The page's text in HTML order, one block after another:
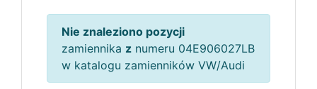
Nie znaleziono pozycji
zamiennika z numeru 04E906027LB
w katalogu zamienników VW/Audi